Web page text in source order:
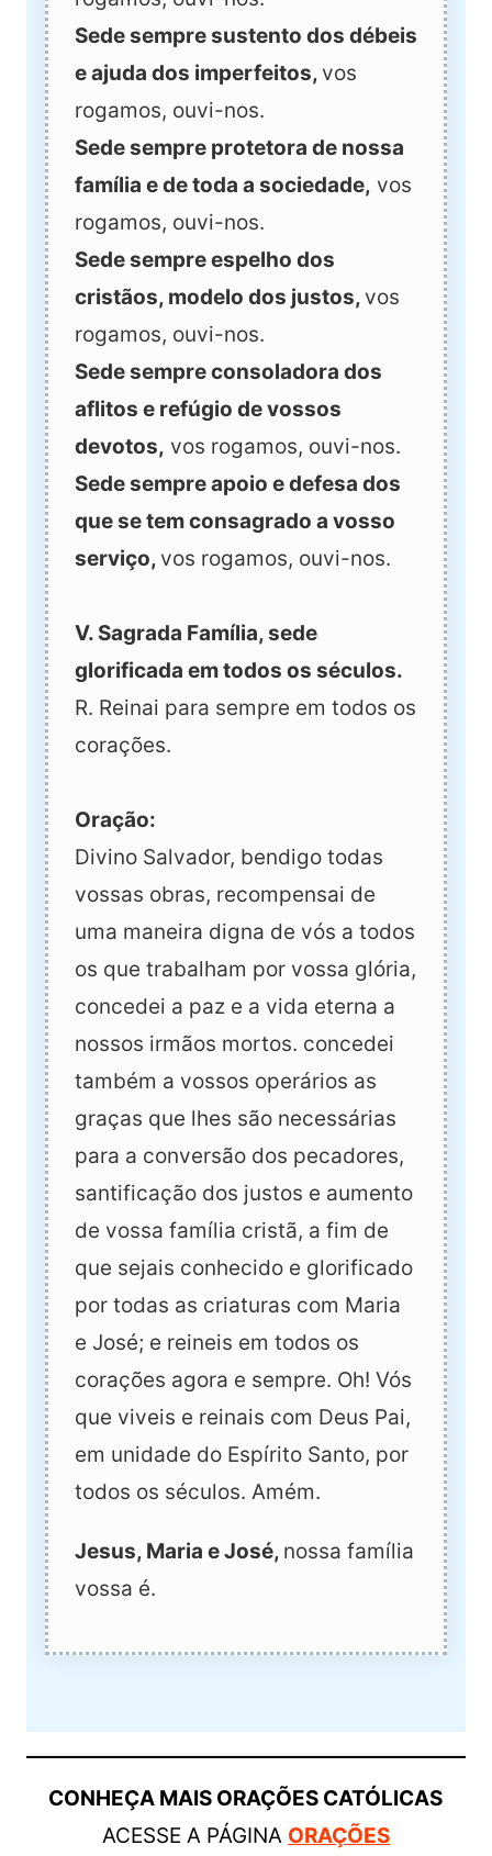
Sede sempre sustento dos débeis
e ajuda dos imperfeitos, vos
rogamos, ouvi-nos.
Sede sempre protetora de nossa
família e de toda a sociedade, vos
rogamos, ouvi-nos.
Sede sempre espelho dos
cristãos, modelo dos justos, vos
rogamos, ouvi-nos.
Sede sempre consoladora dos
aflitos e refúgio de vossos
devotos, vos rogamos, ouvi-nos.
Sede sempre apoio e defesa dos
que se tem consagrado a vosso
serviço, vos rogamos, ouvi-nos.
V. Sagrada Família, sede
glorificada em todos os séculos.
R. Reinai para sempre em todos os
corações.
Oração:
Divino Salvador, bendigo todas
vossas obras, recompensai de
uma maneira digna de vós a todos
os que trabalham por vossa glória,
concedei a paz e a vida eterna a
nossos irmãos mortos. concedei
também a vossos operários as
graças que lhes são necessárias
para a conversão dos pecadores,
santificação dos justos e aumento
de vossa família cristã, a fim de
que sejais conhecido e glorificado
por todas as criaturas com Maria
e José; e reineis em todos os
corações agora e sempre. Oh! Vós
que viveis e reinais com Deus Pai,
em unidade do Espírito Santo, por
todos os séculos. Amém.
Jesus, Maria e José, nossa família
vossa é.
CONHEÇA MAIS ORAÇÕES CATÓLICAS
ACESSE A PÁGINA ORAÇÕES